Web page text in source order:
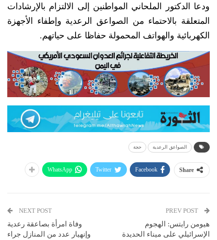
ودعا الدكتور الملحاني المواطنين إلى الالتزام بالإرشادات
المتعلقة بالاحتماء من الصواعق الرعدية وإطفاء الأجهزة
الكهربائية والهواتف المحمولة حفاظا على حياتهم.
الصواعق الرعدية حجة
Share
Facebook
Twitter
WhatsApp
هيومن رايتس: الهجوم
الإسرائيلي على ميناء الحديدة
NEXT POST
وفاة امرأة بصاعقة رعدية
وإنهيار عدد من المنازل جراء